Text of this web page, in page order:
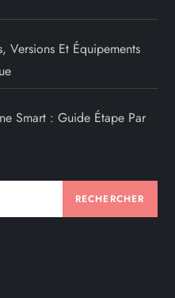
Et Équipements
Smart : Guide Étape Par